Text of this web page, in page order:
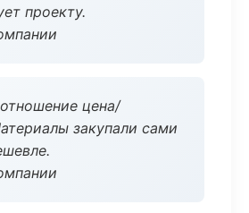
проекту.
цена/
закупали сами